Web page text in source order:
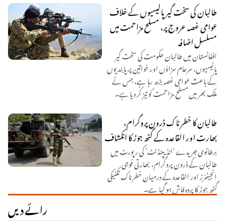
طالبان کی سخت گیر پالیسیوں کے خلاف
عوامی غصہ عروج پر، مسلح مزاحمت میں
مسلسل اضافہ
افغانستان میں طالبان حکومت کی سخت گیر
پالیسیوں، سرعام سزاؤں اور خواتین پر پابندیوں
کے باعث عوامی غصہ بڑھ رہا ہے، جس نے
ملک بھر میں مسلح مزاحمت کو تیز کر دیا ہے۔
طالبان کا خطرناک ڈرون پروگرام،
بھارت اور القاعدہ کے گٹھ جوڑ کا انکشاف
برطانوی جریدے ‘انڈیپنڈنٹ’ کی رپورٹ میں
طالبان کے ڈرون پروگرام، بھارتی فوجی
انجینئرز اور القاعدہ کے درمیان خطرناک تکنیکی
گٹھ جوڑ کا پردہ فاش ہو گیا ہے۔
رائے دیں